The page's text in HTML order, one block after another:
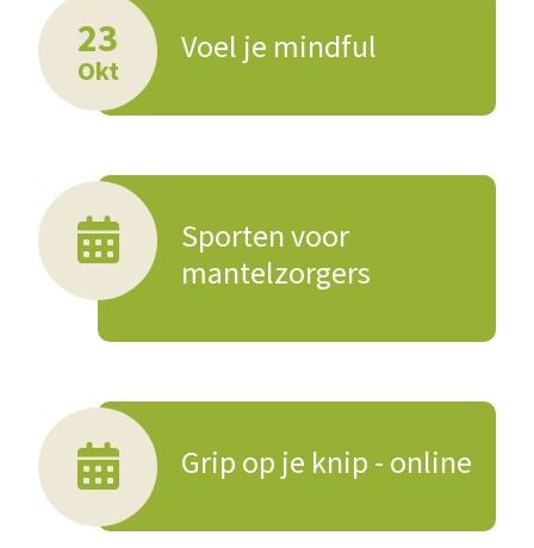
23
Okt
Voel je mindful
Sporten voor
mantelzorgers
Grip op je knip - online